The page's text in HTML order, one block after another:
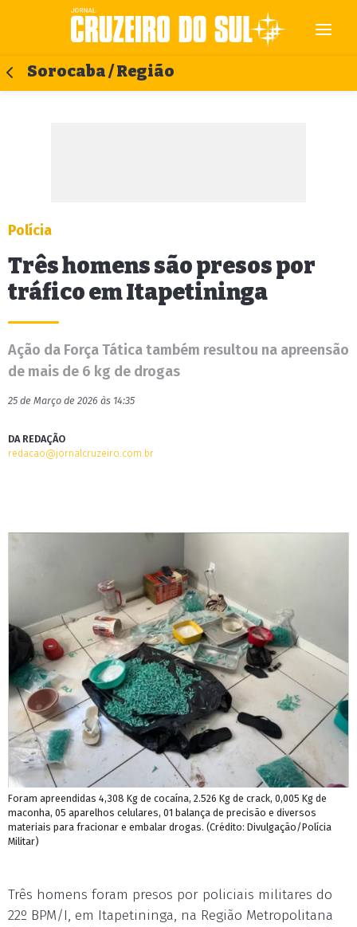
Sorocaba / Região
Polícia
Três homens são presos por
tráfico em Itapetininga
Ação da Força Tática também resultou na apreensão
de mais de 6 kg de drogas
25 de Março de 2026 às 14:35
DA REDAÇÃO
redacao@jornalcruzeiro.com.br
Foram apreendidas 4,308 Kg de cocaína, 2.526 Kg de crack, 0,005 Kg de
maconha, 05 aparelhos celulares, 01 balança de precisão e diversos
materiais para fracionar e embalar drogas. (Crédito: Divulgação/Polícia
Militar)
Três homens foram presos por policiais militares do
22º BPM/I, em Itapetininga, na Região Metropolitana